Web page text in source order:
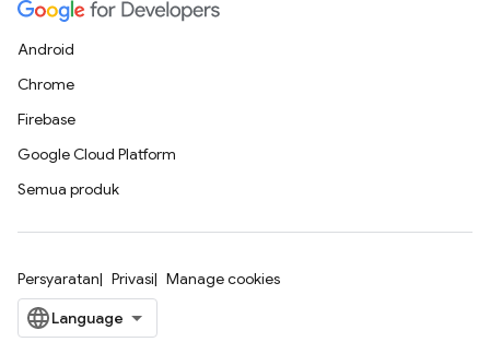
Android
Chrome
Firebase
Google Cloud Platform
Semua produk
Persyaratan Privasi Manage cookies